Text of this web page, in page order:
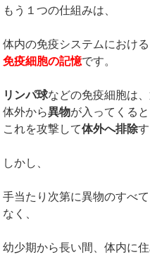
もう１つの仕組みは、
体内の免疫システムにおける
免疫細胞の記憶です。
リンパ球などの免疫細胞は、
体外から異物が入ってくると
これを攻撃して体外へ排除
しかし、
手当たり次第に異物のすべ
なく、
幼少期から長い間、体内に